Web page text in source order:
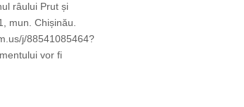
râului Prut și
mun. Chișinău.
j/88541085464?
vor fi